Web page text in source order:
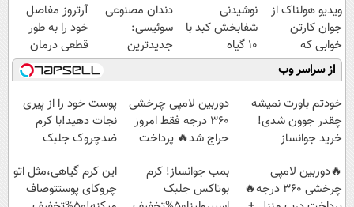
ویدیو هولناک از
جوان کارتن
خوابی که
میلیاردر شد.
آموزش رایگان
نوشیدنی
شفابخش کبد با
10 گیاه
موثر(تخفیف تا
امشب)
دندان مصنوعی
سوئیسی:
جدیدترین
فناوری اروپا،
سبک و مقاوم |
پرداخت قسطی
آرتروز مفاصل
خود را به طور
قطعی درمان
کنید!
◗پرسش‌نامه◖
از سراسر وب
خودتم باورت نمیشه
چقدر جوون شدی!
خرید جوانساز
ویژه
دوربین لامپی چرخشی
360 درجه فقط امروز
حراج شد🔥 پرداخت
پوست خود را از پیری
نجات دهید!با کرم
ضدچروک جلبک
🔥دوربین لامپی
چرخشی 360 درجه🔥
بمب جوانساز! کرم
بوتاکس جلبک
این کرم گیاهی،مثل اتو
چروکای پوستتوصاف